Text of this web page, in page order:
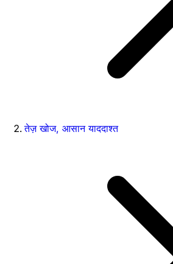
तेज़ खोज, आसान याददाश्त